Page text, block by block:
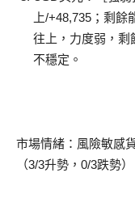
上/+48,735；剩
往上，力度弱，剩
不穩定。
市場情緒：風險敏感
（3/3升勢，0/3跌勢）